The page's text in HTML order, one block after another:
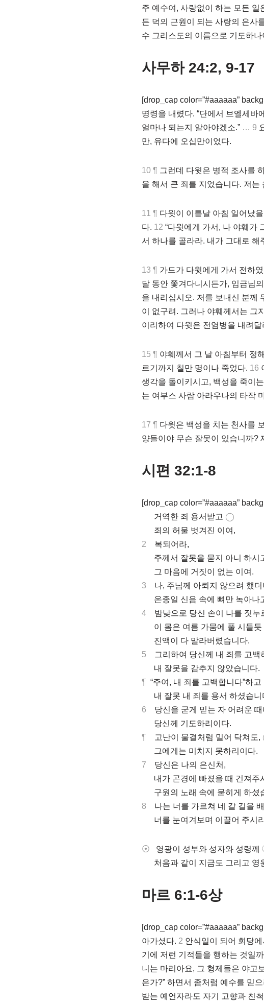
주 예수여, 사랑없이 하는 모든
든 덕의 근원이 되는 사랑의 은사
수 그리스도의 이름으로 기도하나
사무하 24:2, 9-17
[drop_cap color=”#aaaaaa”
명령을 내렸다. “단에서 브엘세
얼마나 되는지 알아야겠소.” … 9
만, 유다에 오십만이었다.
10 ¶ 그런데 다윗은 병적 조사를
을 해서 큰 죄를 지었습니다. 저는
11 ¶ 다윗이 이튿날 아침 일어났
다. 12 “다윗에게 가서, 나 야훼가
서 하나를 골라라. 내가 그대로 해
13 ¶ 가드가 다윗에게 가서 전하
달 동안 쫓겨다니시든가, 임금님
을 내리십시오. 저를 보내신 분께
이 없구려. 그러나 야훼께서는 그
이리하여 다윗은 전염병을 내려
15 ¶ 야훼께서 그 날 아침부터 정
르기까지 칠만 명이나 죽었다. 16
생각을 돌이키시고, 백성을 죽이
는 여부스 사람 아라우나의 타작
17 ¶ 다윗은 백성을 치는 천사를
양들이야 무슨 잘못이 있습니까?
시편 32:1-8
[drop_cap color=”#aaaaaa”
거역한 죄 용서받고 ◯
죄의 허물 벗겨진 이여,
2 복되어라,
주께서 잘못을 묻지 아니 하시
그 마음에 거짓이 없는 이여.
3 나, 주님께 아뢰지 않으려 했더
온종일 신음 속에 뼈만 녹아나
4밤낮으로 당신 손이 나를 짓누
이 몸은 여름 가뭄에 풀 시들듯
진액이 다 말라버렸습니다.
5 그리하여 당신께 내 죄를 고백
내 잘못을 감추지 않았습니다.
¶ “주여, 내 죄를 고백합니다”하
내 잘못 내 죄를 용서 하셨습니
6 당신을 굳게 믿는 자 어려운 때
당신께 기도하리이다.
¶ 고난이 물결처럼 밀어 닥쳐도,
그에게는 미치지 못하리이다.
7 당신은 나의 은신처,
내가 곤경에 빠졌을 때 건져주
구원의 노래 속에 묻히게 하셨
8 나는 너를 가르쳐 네 갈 길을
너를 눈여겨보며 이끌어 주시
⦿ 영광이 성부와 성자와 성령께
처음과 같이 지금도 그리고 영
마르 6:1-6상
[drop_cap color=”#aaaaaa”
아가셨다. 2 안식일이 되어 회당
기에 저런 기적들을 행하는 것일
니는 마리아요, 그 형제들은 야고
은가?” 하면서 좀처럼 예수를 믿
받는 예언자라도 자기 고향과 친